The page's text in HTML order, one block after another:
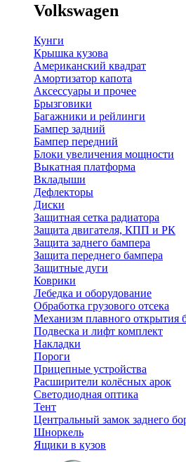
Volkswagen
Кунги
Крышка кузова
Американский квадрат
Амортизатор капота
Аксессуары и прочее
Брызговики
Багажники и рейлинги
Бампер задний
Бампер передний
Блоки увеличения мощности
Выкатная платформа
Вкладыши
Дефлекторы
Диски
Защитная сетка радиатора
Защита двигателя, КПП и РК
Защита заднего бампера
Защита переднего бампера
Защитные дуги
Коврики
Лебедка и оборудование
Обработка грузового отсека
Механизм плавного открытия
Подвеска и лифт комплект
Накладки
Пороги
Прицепные устройства
Расширители колёсных арок
Светодиодная оптика
Тент
Центральный замок заднего
Шноркель
Ящики в кузов